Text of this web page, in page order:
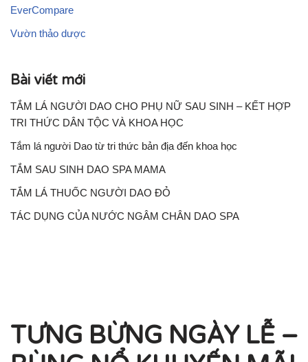
EverCompare
Vườn thảo dược
Bài viết mới
TẮM LÁ NGƯỜI DAO CHO PHỤ NỮ SAU SINH – KẾT HỢP
TRI THỨC DÂN TỘC VÀ KHOA HỌC
Tắm lá người Dao từ tri thức bản địa đến khoa học
TẮM SAU SINH DAO SPA MAMA
TẮM LÁ THUỐC NGƯỜI DAO ĐỎ
TÁC DỤNG CỦA NƯỚC NGÂM CHÂN DAO SPA
TƯNG BỪNG NGÀY LỄ –